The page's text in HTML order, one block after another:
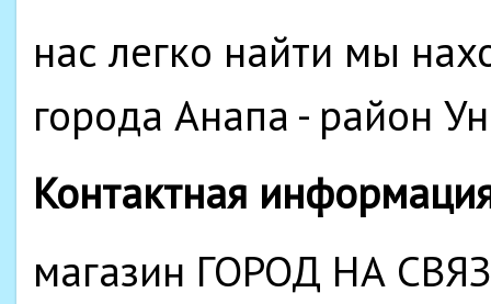
нас легко найти мы
города Анапа - район
Контактная
магазин ГОРОД НА